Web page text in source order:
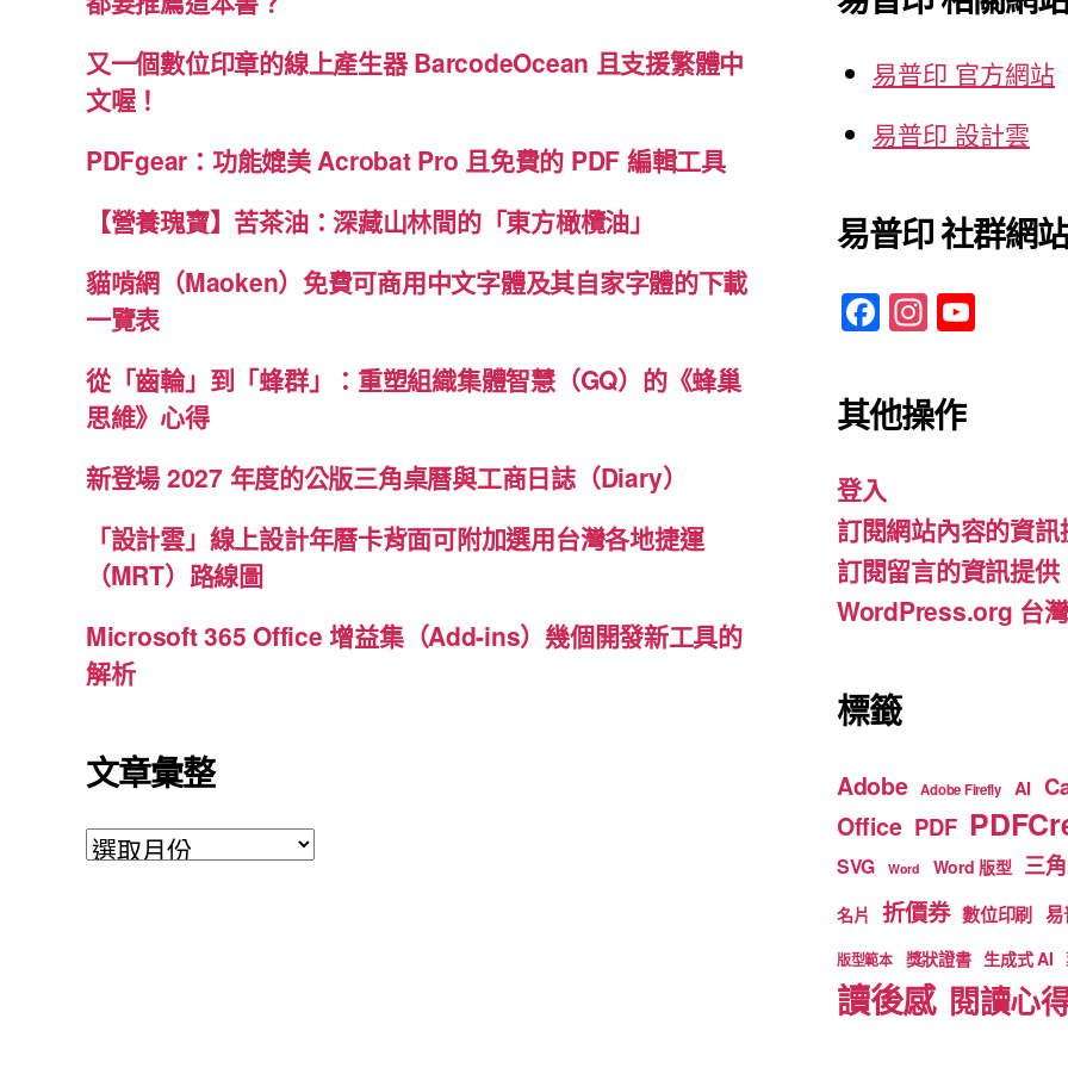
又一個數位印章的線上產生器 BarcodeOcean 且支援繁體中
文喔！
PDFgear：功能媲美 Acrobat Pro 且免費的 PDF 編輯工具
【營養瑰寶】苦茶油：深藏山林間的「東方橄欖油」
貓啃網（Maoken）免費可商用中文字體及其自家字體的下載
一覽表
從「齒輪」到「蜂群」：重塑組織集體智慧（GQ）的《蜂巢
思維》心得
新登場 2027 年度的公版三角桌曆與工商日誌（Diary）
「設計雲」線上設計年曆卡背面可附加選用台灣各地捷運
（MRT）路線圖
Microsoft 365 Office 增益集（Add-ins）幾個開發新工具的
解析
文章彙整
文
字:
易普印 官方網站
易普印 設計雲
易普印 社群網站
F
a
c
e
o
o
k
In
st
a
gr
m b
e
其他操作
登入
訂閱網站內容的資訊
訂閱留言的資訊提供
WordPress.org 台
標籤
Adobe Adobe Firefly AI
Office PDF
SVG Word Word 版型 三
名片 折價券 數位印刷 易
版型範本 獎狀證書 生成式 AI
讀後感 閱讀心